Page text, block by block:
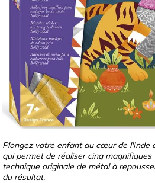
Plongez votre enfant au cœur de l'Inde
qui permet de réaliser cinq
technique originale de métal à
du résultat.